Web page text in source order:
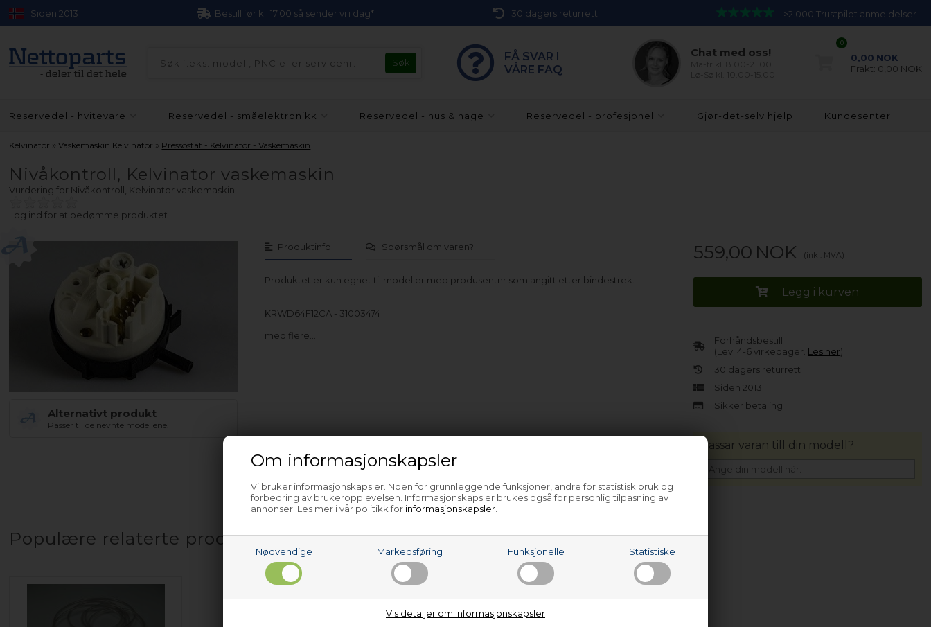
Om informasjonskapsler
Vi bruker informasjonskapsler. Noen for grunnleggende funksjoner, andre for statistisk bruk og
forbedring av brukeropplevelsen. Informasjonskapsler brukes også for personlig tilpasning av
annonser. Les mer i vår politikk for informasjonskapsler
Nødvendige Markedsføring Funksjonelle Statistiske
Vis detaljer om informasjonskapsler
Siden 2013 Bestill før kl. 17.00 så sender vi i dag* 30 dagers returrett >2.000 Trustpilot anmeldelser
FÅ SVAR I
VÅRE FAQ
Chat med oss!
0
0,00 NOK
Frakt: 0,00 NOK
Reservedel - hvitevare Reservedel - småelektronikk Reservedel - hus & hage Reservedel - profesjonel Gjør-det-selv hjelp Kundesenter
Kelvinator »Vaskemaskin Kelvinator » Pressostat - Kelvinator - Vaskemaskin
Nivåkontroll, Kelvinator vaskemaskin
Vurdering for Nivåkontroll, Kelvinator vaskemaskin
Log ind for at bedømme produktet
Alternativt produkt
Passer til de nevnte modellene.
Produktinfo Spørsmål om varen?
Produktet er kun egnet til modeller med produsentnr som angitt etter bindestrek.
KRWD64F12CA - 31003474
med flere…
559,00 NOK (inkl. MVA)
Legg i kurven
Forhåndsbestill
(Lev. 4-6 virkedager. Les her)
30 dagers returrett
Siden 2013
Sikker betaling
Passar varan till din modell?
Populære relaterte produkter